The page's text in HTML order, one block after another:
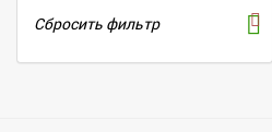
Сбросить фильтр